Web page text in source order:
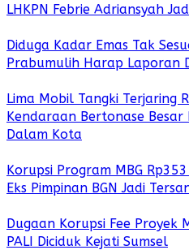
LHKPN Febrie Adriansyah
Diduga Kadar Emas Tak
Prabumulih Harap Laporan
Lima Mobil Tangki Terjaring
Kendaraan Bertonase
Dalam Kota
Korupsi Program MBG
Eks Pimpinan BGN Jadi
Dugaan Korupsi Fee Proyek
PALI Diciduk Kejati Sumsel